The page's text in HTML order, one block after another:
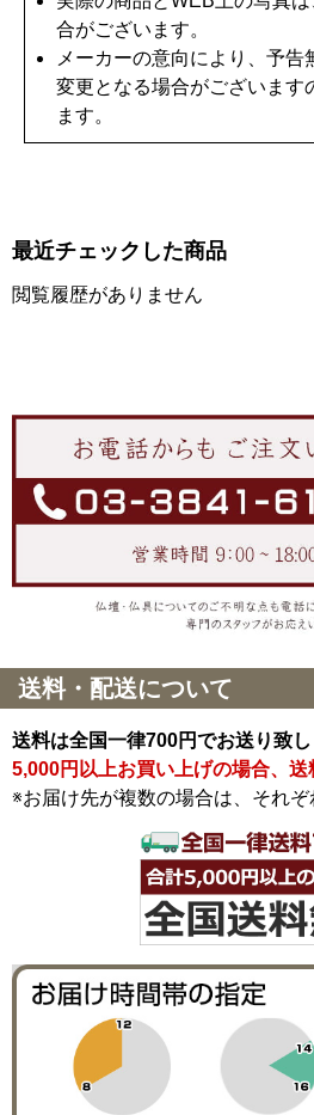
合がございます。
メーカーの意向により、予
変更となる場合がございます
ます。
最近チェックした商品
閲覧履歴がありません
送料・配送について
送料は全国一律700円でお送り致し
5,000円以上お買い上げの場合、送
※お届け先が複数の場合は、それぞ